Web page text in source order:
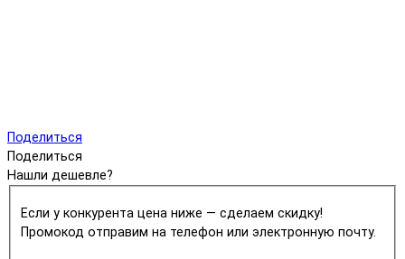
Поделиться
Поделиться
Нашли дешевле?
Если у конкурента цена ниже — сделаем скидку!
Промокод отправим на телефон или электронную почту.